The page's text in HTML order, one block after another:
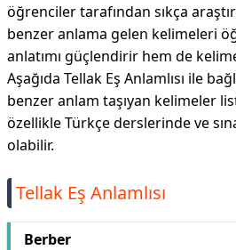
öğrenciler tarafından sıkça
benzer anlama gelen kelimeleri
anlatımı güçlendirir hem de
Aşağıda Tellak Eş Anlamlısı ile
benzer anlam taşıyan kelimeler
özellikle Türkçe derslerinde ve
olabilir.
Tellak Eş Anlamlısı
Berber